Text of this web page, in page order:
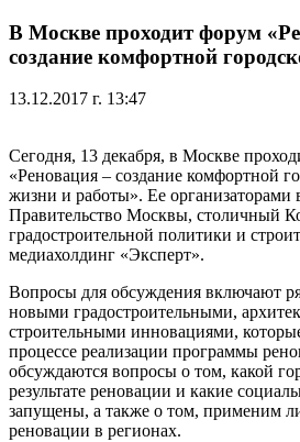
В Москве проходит форум
создание комфортной
13.12.2017 г. 13:47
Сегодня, 13 декабря, в Москве
«Реновация – создание комфортной
жизни и работы». Ее организаторами
Правительство Москвы, столичный
градостроительной политики и
медиахолдинг «Эксперт».
Вопросы для обсуждения включают
новыми градостроительными,
строительными инновациями,
процессе реализации программы
обсуждаются вопросы о том, какой
результате реновации и какие
запущены, а также о том, применим
реновации в регионах.